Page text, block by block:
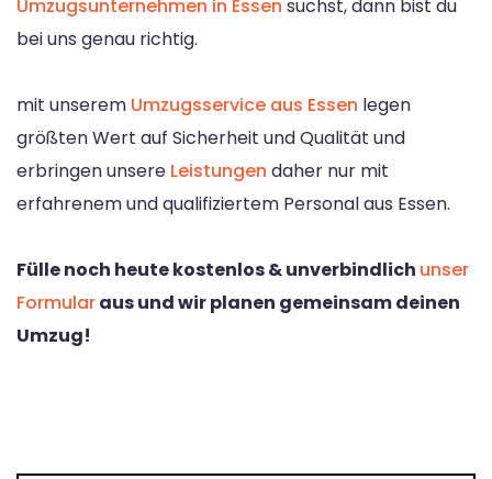
Umzugsunternehmen in Essen suchst, dann bist du
bei uns genau richtig.
mit unserem Umzugsservice aus Essen legen
größten Wert auf Sicherheit und Qualität und
erbringen unsere Leistungen daher nur mit
erfahrenem und qualifiziertem Personal aus Essen.
Fülle noch heute kostenlos & unverbindlich unser
Formularaus und wir planen gemeinsam deinen
Umzug!